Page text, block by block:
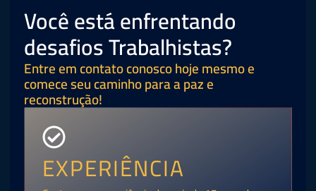
Você está enfrentando
desafios Trabalhistas?
Entre em contato conosco hoje mesmo e
comece seu caminho para a paz e
reconstrução!
EXPERIÊNCIA